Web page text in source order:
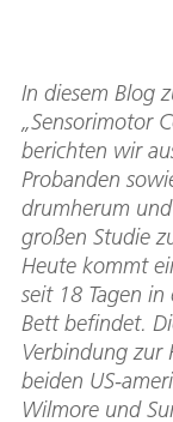
In diesem Blog
„Sensorimotor
berichten wir
Probanden
drumherum
großen Studie
Heute kommt
seit 18 Tagen
Bett befindet.
Verbindung zur
beiden US-
Wilmore und